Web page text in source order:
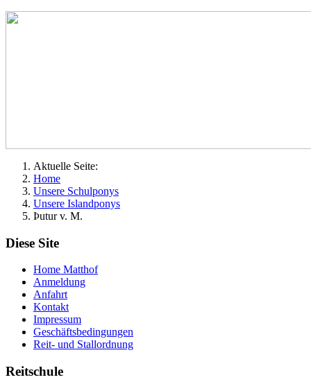
Aktuelle Seite:
Home
Unsere Schulponys
Unsere Islandponys
Þutur v. M.
Diese Site
Home Matthof
Anmeldung
Anfahrt
Kontakt
Impressum
Geschäftsbedingungen
Reit- und Stallordnung
Reitschule